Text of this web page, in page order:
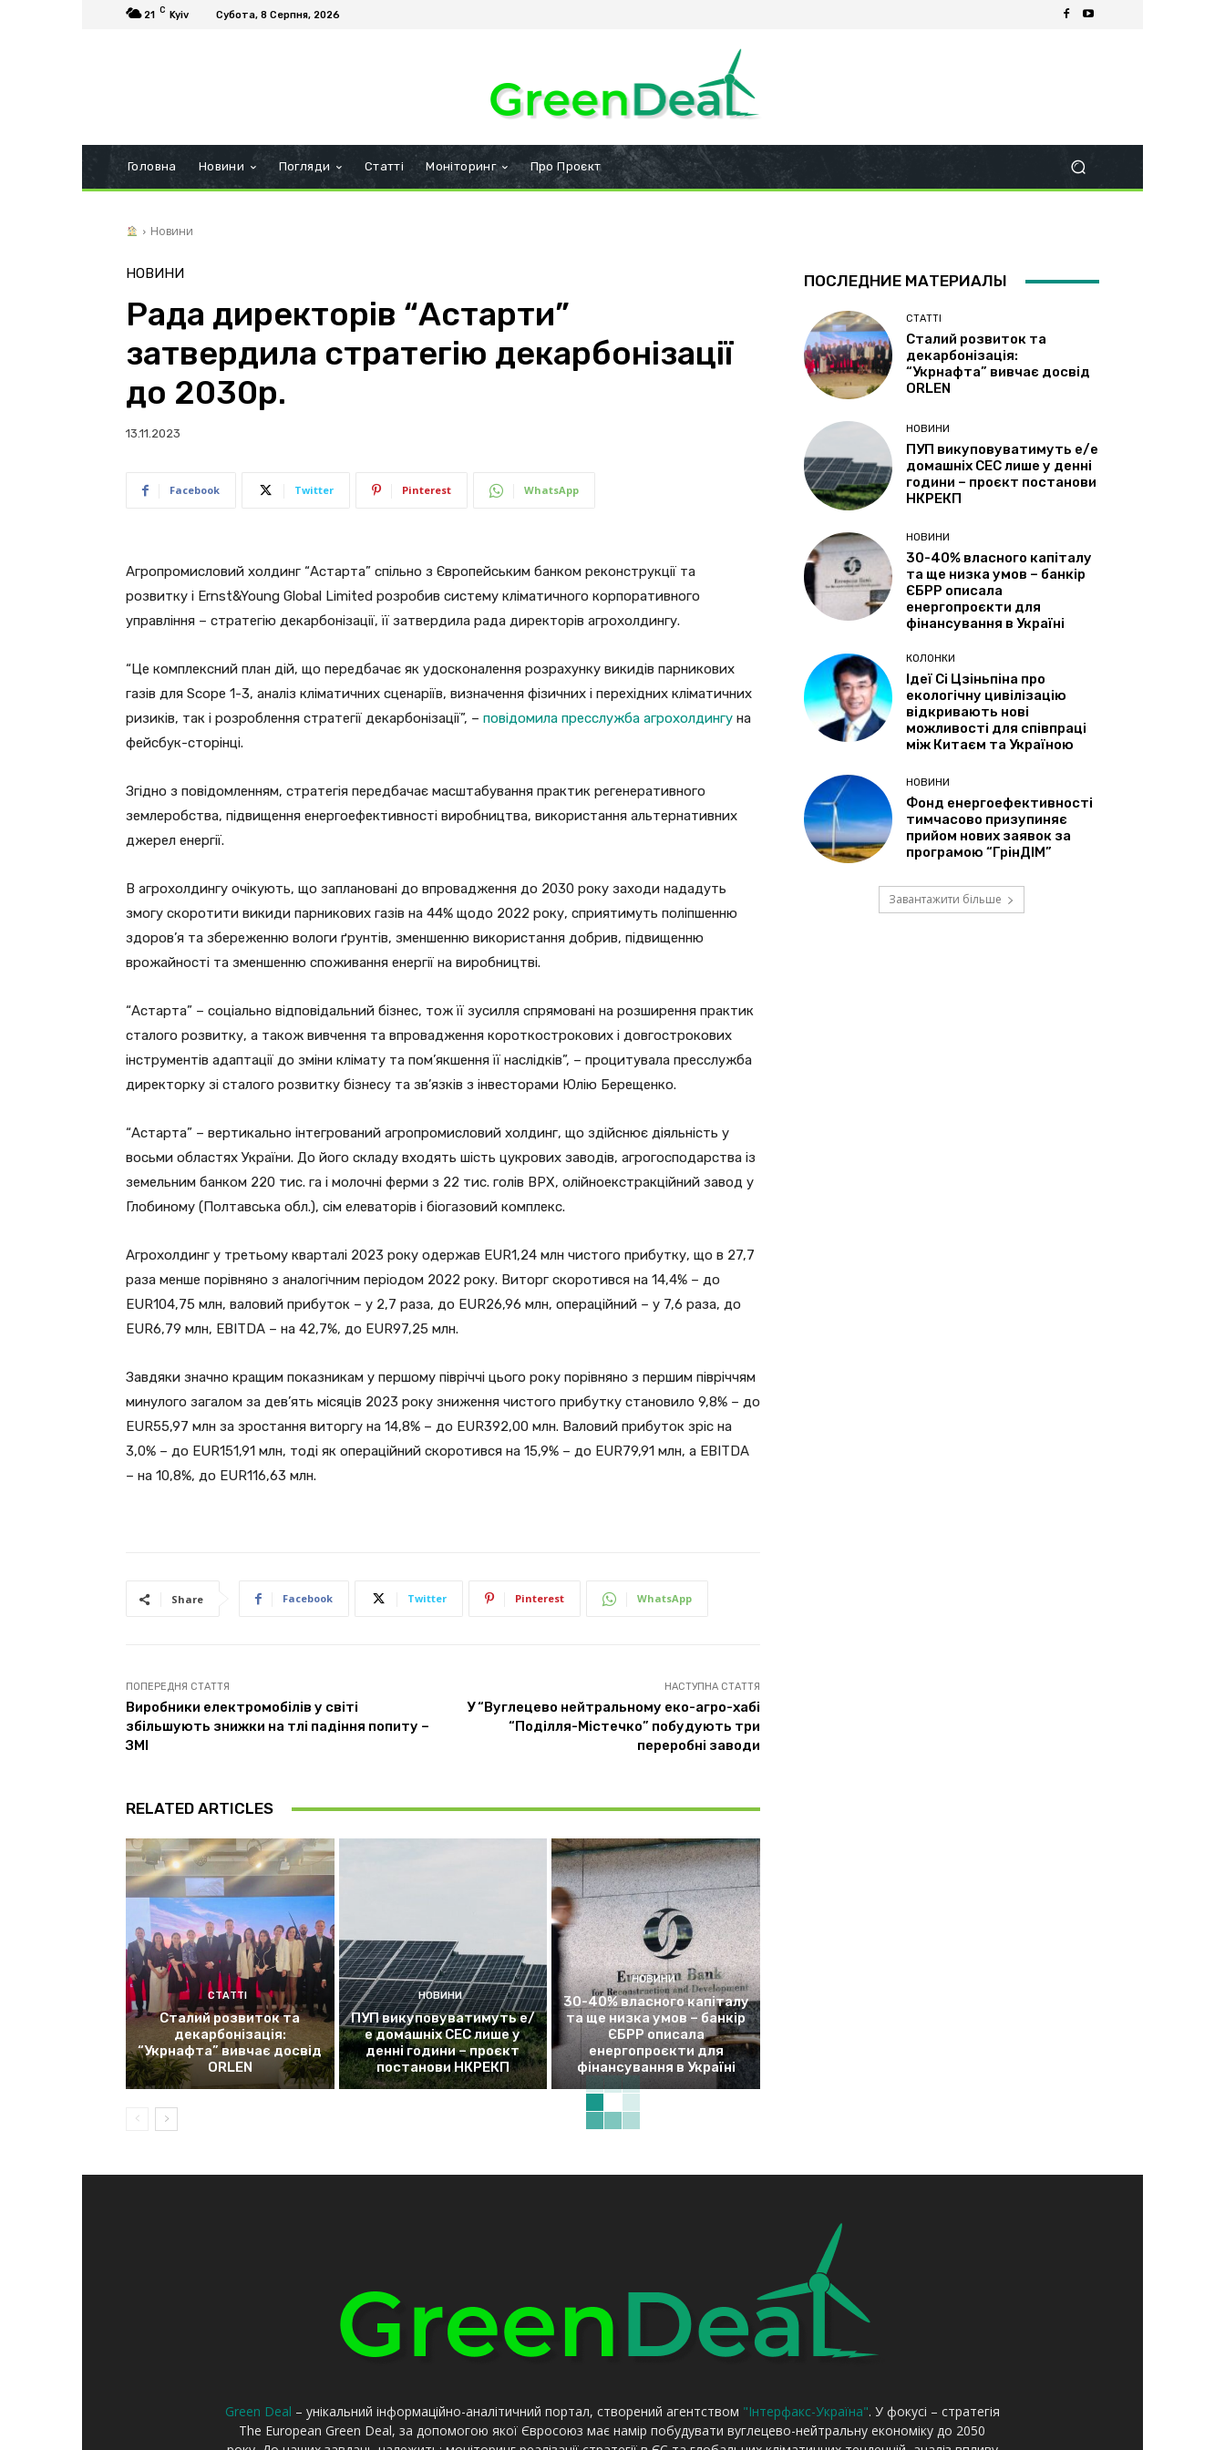
21 C Kyiv Субота, 8 Серпня, 2026
Головна Новини Погляди Статті Моніторинг Про Проєкт
Новини
НОВИНИ
Рада директорів “Астарти”
затвердила стратегію декарбонізації
до 2030р.
13.11.2023
Facebook Twitter Pinterest WhatsApp
Агропромисловий холдинг “Астарта” спільно з Європейським банком реконструкції та
розвитку і Ernst&Young Global Limited розробив систему кліматичного корпоративного
управління – стратегію декарбонізації, її затвердила рада директорів агрохолдингу.
“Це комплексний план дій, що передбачає як удосконалення розрахунку викидів парникових
газів для Scope 1-3, аналіз кліматичних сценаріїв, визначення фізичних і перехідних кліматичних
ризиків, так і розроблення стратегії декарбонізації”, – повідомила пресслужба агрохолдингу на
фейсбук-сторінці.
Згідно з повідомленням, стратегія передбачає масштабування практик регенеративного
землеробства, підвищення енергоефективності виробництва, використання альтернативних
джерел енергії.
В агрохолдингу очікують, що заплановані до впровадження до 2030 року заходи нададуть
змогу скоротити викиди парникових газів на 44% щодо 2022 року, сприятимуть поліпшенню
здоров’я та збереженню вологи ґрунтів, зменшенню використання добрив, підвищенню
врожайності та зменшенню споживання енергії на виробництві.
“Астарта” – соціально відповідальний бізнес, тож її зусилля спрямовані на розширення практик
сталого розвитку, а також вивчення та впровадження короткострокових і довгострокових
інструментів адаптації до зміни клімату та пом’якшення її наслідків”, – процитувала пресслужба
директорку зі сталого розвитку бізнесу та зв’язків з інвесторами Юлію Берещенко.
“Астарта” – вертикально інтегрований агропромисловий холдинг, що здійснює діяльність у
восьми областях України. До його складу входять шість цукрових заводів, агрогосподарства із
земельним банком 220 тис. га і молочні ферми з 22 тис. голів ВРХ, олійноекстракційний завод у
Глобиному (Полтавська обл.), сім елеваторів і біогазовий комплекс.
Агрохолдинг у третьому кварталі 2023 року одержав EUR1,24 млн чистого прибутку, що в 27,7
раза менше порівняно з аналогічним періодом 2022 року. Виторг скоротився на 14,4% – до
EUR104,75 млн, валовий прибуток – у 2,7 раза, до EUR26,96 млн, операційний – у 7,6 раза, до
EUR6,79 млн, EBITDA – на 42,7%, до EUR97,25 млн.
Завдяки значно кращим показникам у першому півріччі цього року порівняно з першим півріччям
минулого загалом за дев’ять місяців 2023 року зниження чистого прибутку становило 9,8% – до
EUR55,97 млн за зростання виторгу на 14,8% – до EUR392,00 млн. Валовий прибуток зріс на
3,0% – до EUR151,91 млн, тоді як операційний скоротився на 15,9% – до EUR79,91 млн, а EBITDA
– на 10,8%, до EUR116,63 млн.
Share Facebook Twitter Pinterest WhatsApp
ПОПЕРЕДНЯ СТАТТЯ
Виробники електромобілів у світі
збільшують знижки на тлі падіння попиту –
ЗМІ
НАСТУПНА СТАТТЯ
У “Вуглецево нейтральному еко-агро-хабі
“Поділля-Містечко” побудують три
переробні заводи
RELATED ARTICLES
СТАТТІ
Сталий розвиток та
декарбонізація:
“Укрнафта” вивчає досвід
ORLEN
НОВИНИ
ПУП викуповуватимуть е/
е домашніх СЕС лише у
денні години – проєкт
постанови НКРЕКП
НОВИНИ
30-40% власного капіталу
та ще низка умов – банкір
ЄБРР описала
енергопроєкти для
фінансування в Україні
ПОСЛЕДНИЕ МАТЕРИАЛЫ
СТАТТІ
Сталий розвиток та
декарбонізація:
“Укрнафта” вивчає досвід
ORLEN
НОВИНИ
ПУП викуповуватимуть е/е
домашніх СЕС лише у денні
години – проєкт постанови
НКРЕКП
НОВИНИ
30-40% власного капіталу
та ще низка умов – банкір
ЄБРР описала
енергопроєкти для
фінансування в Україні
КОЛОНКИ
Ідеї Сі Цзіньпіна про
екологічну цивілізацію
відкривають нові
можливості для співпраці
між Китаєм та Україною
НОВИНИ
Фонд енергоефективності
тимчасово призупиняє
прийом нових заявок за
програмою “ГрінДІМ”
Завантажити більше
Green Deal – унікальний інформаційно-аналітичний портал, створений агентством "Інтерфакс-Україна". У фокусі – стратегія
The European Green Deal, за допомогою якої Євросоюз має намір побудувати вуглецево-нейтральну економіку до 2050